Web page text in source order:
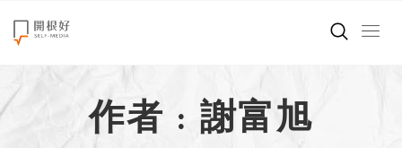
來點正能量
世界在想什麼
作者 : 謝富旭